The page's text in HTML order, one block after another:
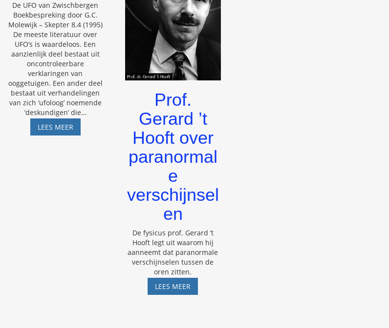
De UFO van Zwischbergen
Boekbespreking door G.C.
Molewijk – Skepter 8.4 (1995)
De meeste literatuur over
UFO’s is waardeloos. Een
aanzienlijk deel bestaat uit
oncontroleerbare
verklaringen van
ooggetuigen. Een ander deel
bestaat uit verhandelingen
van zich ‘ufoloog’ noemende
‘deskundigen’ die…
LEES MEERUFO
VAN
Prof.
Gerard ’t
Hooft over
paranormal
e
verschijnsel
en
De fysicus prof. Gerard ’t
Hooft legt uit waarom hij
aanneemt dat paranormale
verschijnselen tussen de
oren zitten.
LEES MEER
GERARD